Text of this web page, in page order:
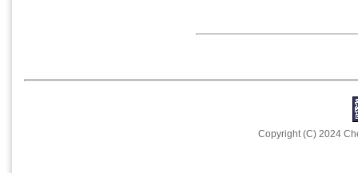
Copyright (C) 2024